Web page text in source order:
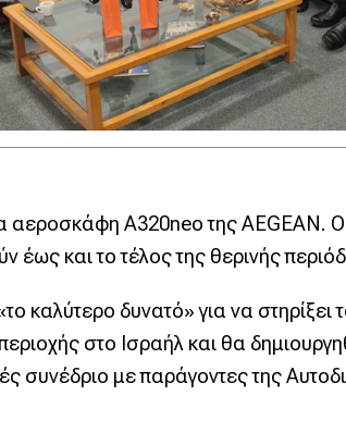
αεροσκάφη Α320neo της AEGEAN.
και το τέλος της θερινής
δυνατό» για να στηρίξει
στο Ισραήλ και θα
συνέδριο με παράγοντες της